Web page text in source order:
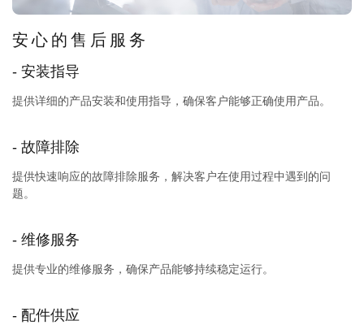
安心的售后服务
- 安装指导
提供详细的产品安装和使用指导，确保客户能够正确使用产品。
- 故障排除
提供快速响应的故障排除服务，解决客户在使用过程中遇到的问
题。
- 维修服务
提供专业的维修服务，确保产品能够持续稳定运行。
- 配件供应